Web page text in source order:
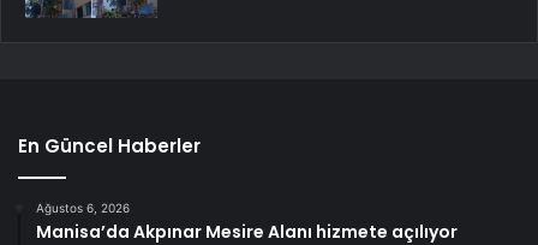
En Güncel Haberler
Ağustos 6, 2026
Manisa’da Akpınar Mesire Alanı hizmete açılıyor